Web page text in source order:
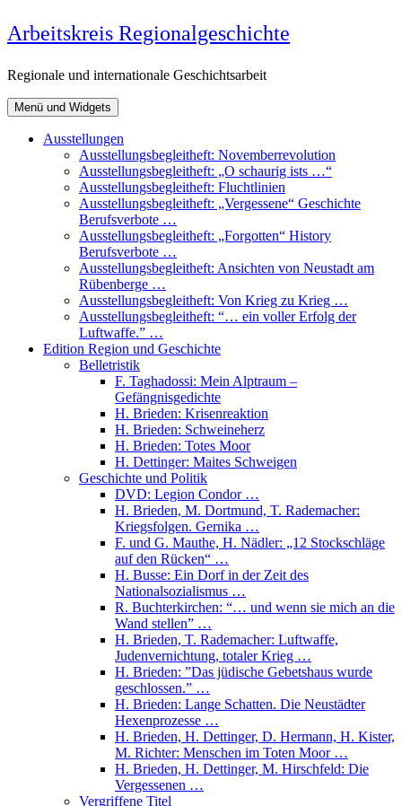
Zum
Inhalt
Arbeitskreis Regionalgeschichte
Regionale und internationale Geschichtsarbeit
Menü und Widgets
Ausstellungen
Ausstellungsbegleitheft: Novemberrevolution
Ausstellungsbegleitheft: „O schaurig ists …“
Ausstellungsbegleitheft: Fluchtlinien
Ausstellungsbegleitheft: „Vergessene“ Geschichte
Berufsverbote …
Ausstellungsbegleitheft: „Forgotten“ History
Berufsverbote …
Ausstellungsbegleitheft: Ansichten von Neustadt am
Rübenberge …
Ausstellungsbegleitheft: Von Krieg zu Krieg …
Ausstellungsbegleitheft: “… ein voller Erfolg der
Luftwaffe.” …
Edition Region und Geschichte
Belletristik
F. Taghadossi: Mein Alptraum –
Gefängnisgedichte
H. Brieden: Krisenreaktion
H. Brieden: Schweineherz
H. Brieden: Totes Moor
H. Dettinger: Maites Schweigen
Geschichte und Politik
DVD: Legion Condor …
H. Brieden, M. Dortmund, T. Rademacher:
Kriegsfolgen. Gernika …
F. und G. Mauthe, H. Nädler: „12 Stockschläge
auf den Rücken“ …
H. Busse: Ein Dorf in der Zeit des
Nationalsozialismus …
R. Buchterkirchen: “… und wenn sie mich an die
Wand stellen” …
H. Brieden, T. Rademacher: Luftwaffe,
Judenvernichtung, totaler Krieg …
H. Brieden: ”Das jüdische Gebetshaus wurde
geschlossen.” …
H. Brieden: Lange Schatten. Die Neustädter
Hexenprozesse …
H. Brieden, H. Dettinger, D. Hermann, H. Kister,
M. Richter: Menschen im Toten Moor …
H. Brieden, H. Dettinger, M. Hirschfeld: Die
Vergessenen …
Vergriffene Titel